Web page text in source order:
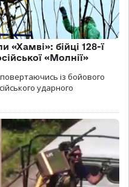
«Хамві»: бійці 128-ї
«Молнії»
повертаючись із бойового
ударного